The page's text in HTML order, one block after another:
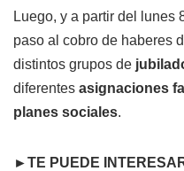
Luego, y a partir del lunes
paso al cobro de haberes
distintos grupos de
diferentes asignaciones
planes sociales.
►TE PUEDE